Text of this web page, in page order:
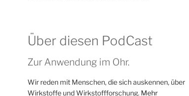
Über diesen PodCast
Zur Anwendung im Ohr.
Wir reden mit Menschen, die sich auskennen, über
Wirkstoffe und Wirkstoffforschung. Mehr